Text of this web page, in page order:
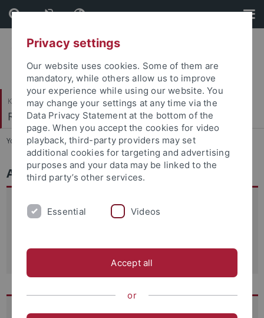
Skip
to
content
Skip
to
footer
Katholisch-Theologische Fakultät
Religionspädagogik
You are here: Startseite ... Aktuelles
Aktuelles
4./5. November 2024
28. Juli 2023
Privacy settings
Our website uses cookies. Some of them are
mandatory, while others allow us to improve
your experience while using our website. You
may change your settings at any time via the
Data Privacy Statement at the bottom of the
page. When you accept the cookies for video
playback, third-party providers may set
additional cookies for targeting and advertising
purposes and your data may be linked to the
third party’s other services.
Essential Videos
Accept all
or